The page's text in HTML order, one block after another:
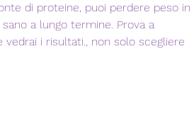
di proteine, puoi perdere peso in
a lungo termine. Prova a
i risultati., non solo scegliere